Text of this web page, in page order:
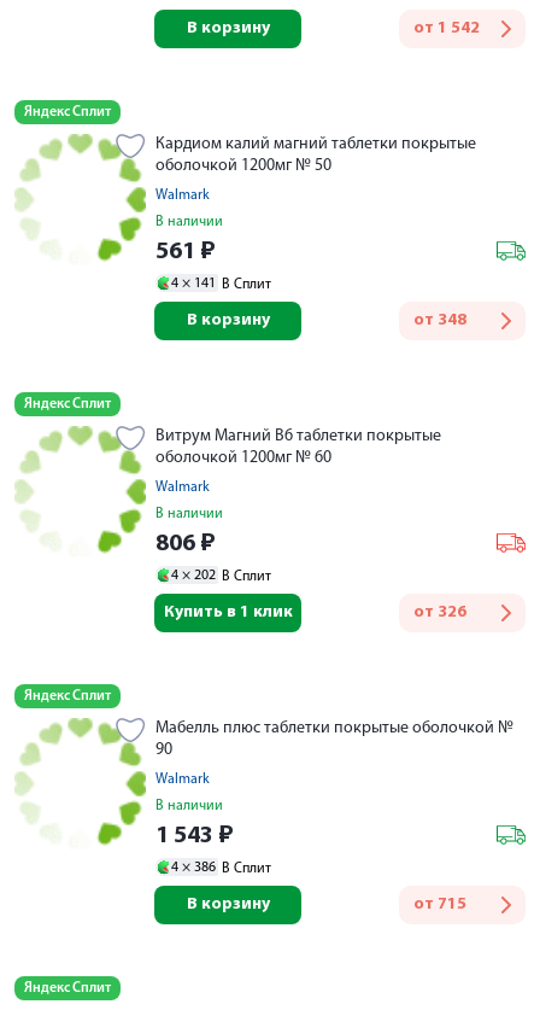
от 1 542
В корзину
Яндекс Сплит
Кардиом калий магний таблетки покрытые
оболочкой 1200мг № 50
Walmark
В наличии
561 ₽
4 × 141 В Сплит
от 348
В корзину
Яндекс Сплит
Витрум Магний В6 таблетки покрытые
оболочкой 1200мг № 60
Walmark
В наличии
806 ₽
4 × 202 В Сплит
от 326
Купить в 1 клик
Яндекс Сплит
Мабелль плюс таблетки покрытые оболочкой №
90
Walmark
В наличии
1 543 ₽
4 × 386 В Сплит
от 715
В корзину
Яндекс Сплит